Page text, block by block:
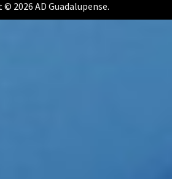
2026 AD Guadalupense.